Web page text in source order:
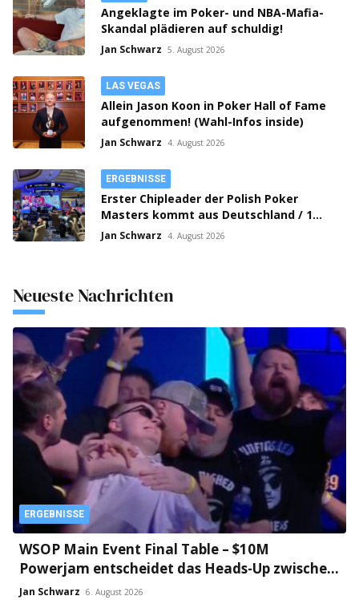
Angeklagte im Poker- und NBA-Mafia-
Skandal plädieren auf schuldig!
Jan Schwarz 5. August 2026
LAS VEGAS
Allein Jason Koon in Poker Hall of Fame
aufgenommen! (Wahl-Infos inside)
Jan Schwarz 4. August 2026
ERGEBNISSE
Erster Chipleader der Polish Poker
Masters kommt aus Deutschland / 1
Million Crown Series in Prag gestartet!
Jan Schwarz 4. August 2026
Neueste Nachrichten
ERGEBNISSE
WSOP Main Event Final Table – $10M
Powerjam entscheidet das Heads-Up zwischen
Jumalon und Saaskilahti!
Jan Schwarz 6. August 2026